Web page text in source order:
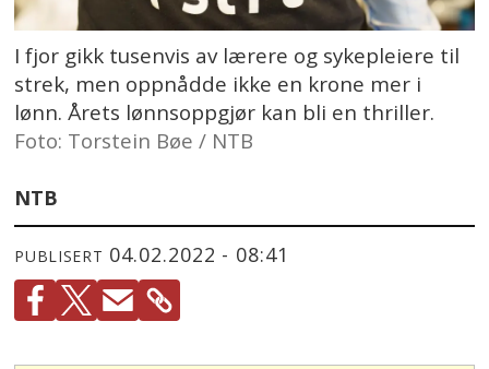
I fjor gikk tusenvis av lærere og sykepleiere til
strek, men oppnådde ikke en krone mer i
lønn. Årets lønnsoppgjør kan bli en thriller.
Foto: Torstein Bøe / NTB
NTB
PUBLISERT 04.02.2022 - 08:41